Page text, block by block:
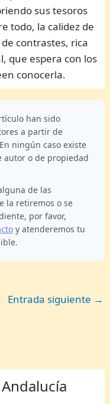
sus tesoros
todo, la calidez de
contrastes, rica
que espera con los
conocerla.
han sido
a partir de
ningún caso existe
autor o de propiedad
de las
la retiremos o se
por favor,
y atenderemos tu
Entrada siguiente →